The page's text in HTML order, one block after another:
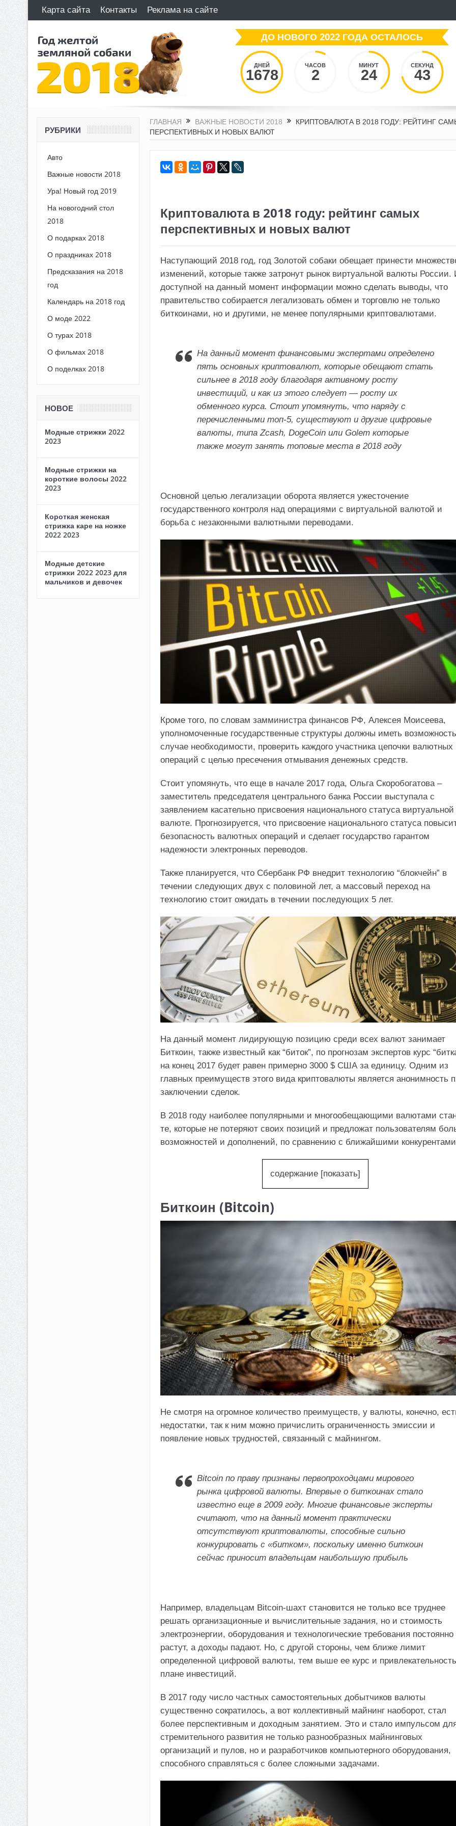
Карта сайта Контакты Реклама на сайте
ДО НОВОГО 2022 ГОДА ОСТАЛОСЬ
ДНЕЙ
1678
ЧАСОВ
2
МИНУТ
24
СЕКУНД
44
ГЛАВНАЯ ВАЖНЫЕ НОВОСТИ 2018
КРИПТОВАЛЮТА В 2018 ГОДУ: РЕЙТИНГ
ПЕРСПЕКТИВНЫХ И НОВЫХ ВАЛЮТ
Криптовалюта в 2018 году: рейтинг самых
перспективных и новых валют
Наступающий 2018 год, год Золотой собаки обещает принести
изменений, которые также затронут рынок виртуальной валюты России.
доступной на данный момент информации можно сделать выводы, что
правительство собирается легализовать обмен и торговлю не только
биткоинами, но и другими, не менее популярными криптовалютами.
На данный момент финансовыми экспертами определено
пять основных криптовалют, которые обещают стать
сильнее в 2018 году благодаря активному росту
инвестиций, и как из этого следует — росту их
обменного курса. Стоит упомянуть, что наряду с
перечисленными топ-5, существуют и другие цифровые
валюты, типа Zcash, DogeCoin или Golem которые
также могут занять топовые места в 2018 году
Основной целью легализации оборота является ужесточение
государственного контроля над операциями с виртуальной валютой и
борьба с незаконными валютными переводами.
Кроме того, по словам замминистра финансов РФ, Алексея Моисеева,
уполномоченные государственные структуры должны иметь
случае необходимости, проверить каждого участника цепочки валютных
операций с целью пресечения отмывания денежных средств.
Стоит упомянуть, что еще в начале 2017 года, Ольга Скоробогатова –
заместитель председателя центрального банка России выступала с
заявлением касательно присвоения национального статуса виртуальной
валюте. Прогнозируется, что присвоение национального статуса
безопасность валютных операций и сделает государство гарантом
надежности электронных переводов.
Также планируется, что Сбербанк РФ внедрит технологию “блокчейн” в
течении следующих двух с половиной лет, а массовый переход на
технологию стоит ожидать в течении последующих 5 лет.
На данный момент лидирующую позицию среди всех валют занимает
Биткоин, также известный как “биток”, по прогнозам экспертов курс
на конец 2017 будет равен примерно 3000 $ США за единицу. Одним из
главных преимуществ этого вида криптовалюты является анонимность
заключении сделок.
В 2018 году наиболее популярными и многообещающими валютами
те, которые не потеряют своих позиций и предложат пользователям
возможностей и дополнений, по сравнению с ближайшими
содержание [показать]
Биткоин (Bitcoin)
Не смотря на огромное количество преимуществ, у валюты, конечно,
недостатки, так к ним можно причислить ограниченность эмиссии и
появление новых трудностей, связанный с майнингом.
Bitcoin по праву признаны первопроходцами мирового
рынка цифровой валюты. Впервые о биткоинах стало
известно еще в 2009 году. Многие финансовые эксперты
считают, что на данный момент практически
отсутствуют криптовалюты, способные сильно
конкурировать с «битком», поскольку именно биткоин
сейчас приносит владельцам наибольшую прибыль
Например, владельцам Bitcoin-шахт становится не только все труднее
решать организационные и вычислительные задания, но и стоимость
электроэнергии, оборудования и технологические требования постоянно
растут, а доходы падают. Но, с другой стороны, чем ближе лимит
определенной цифровой валюты, тем выше ее курс и
плане инвестиций.
В 2017 году число частных самостоятельных добытчиков валюты
существенно сократилось, а вот коллективный майнинг наоборот, стал
более перспективным и доходным занятием. Это и стало импульсом
стремительного развития не только разнообразных майнинговых
организаций и пулов, но и разработчиков компьютерного оборудования,
способного справляться с более сложными задачами.
РУБРИКИ
Авто
Важные новости 2018
Ура! Новый год 2019
На новогодний стол
2018
О подарках 2018
О праздниках 2018
Предсказания на 2018
год
Календарь на 2018 год
О моде 2022
О турах 2018
О фильмах 2018
О поделках 2018
НОВОЕ
Модные стрижки 2022
2023
Модные стрижки на
короткие волосы 2022
2023
Короткая женская
стрижка каре на ножке
2022 2023
Модные детские
стрижки 2022 2023 для
мальчиков и девочек